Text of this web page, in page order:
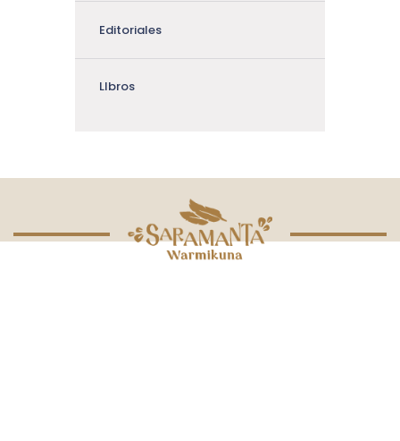
Editoriales
LIbros